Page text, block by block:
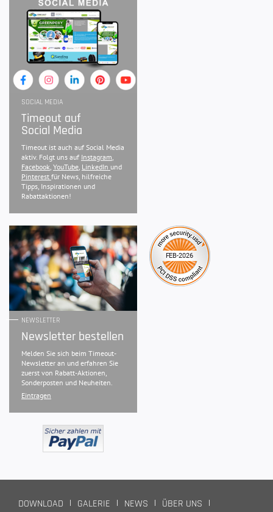
SOCIAL MEDIA
Timeout auf
Social Media
Timeout ist auch auf Social Media
aktiv. Folgt uns auf Instagram
Facebook YouTube LinkedIn und
Pinterest für News, hilfreiche
Tipps, Inspirationen und
Rabattaktionen!
NEWSLETTER
Newsletter bestellen
Melden Sie sich beim Timeout-
Newsletter an und erfahren Sie
zuerst von Rabatt-Aktionen,
Sonderposten und Neuheiten.
Eintragen
DOWNLOAD GALERIE NEWS
ÜBER UNS